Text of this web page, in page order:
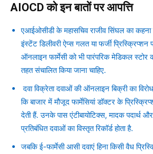
AIOCD को इन बातों पर आपत्ति
एआईओसीडी के महासचिव राजीव सिंघल का कहना
इंस्टेंट डिलीवरी ऐप्स गलत या फर्जी प्रिस्क्रिप्शन
ऑनलाइन फार्मेसी को भी पारंपरिक मेडिकल
तहत संचालित किया जाना चाहिए.
दवा विक्रेता दवाओं की ऑनलाइन बिक्री का
कि बाजार में मौजूद फार्मेसियां ​​डॉक्टर के
देती हैं. उनके पास एंटीबायोटिक्स, मादक पदार्थ
प्रतिबंधित दवाओं का विस्तृत रिकॉर्ड होता है.
जबकि ई-फार्मेसी आसी दवाएं हिना किसी वैध